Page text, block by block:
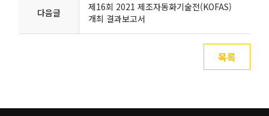
다음글
제16회 2021 제조자동화기술전(KOFAS)
개최 결과보고서
목록